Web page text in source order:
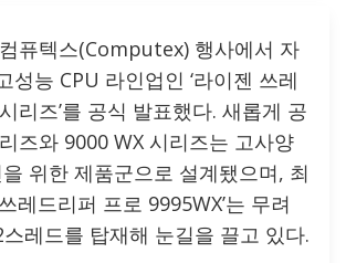
퓨텍스(Computex) 행사에서 자
성능 CPU 라인업인 ‘라이젠 쓰레
리즈’를 공식 발표했다. 새롭게 공
즈와 9000 WX 시리즈는 고사양
위한 제품군으로 설계됐으며, 최
레드리퍼 프로 9995WX’는 무려
레드를 탑재해 눈길을 끌고 있다.